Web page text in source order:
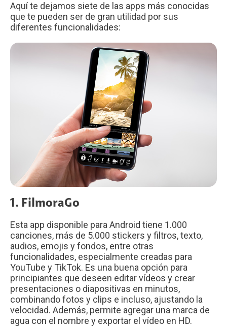
Aquí te dejamos siete de las apps más conocidas
que te pueden ser de gran utilidad por sus
diferentes funcionalidades:
1. FilmoraGo
Esta app disponible para Android tiene 1.000
canciones, más de 5.000 stickers y filtros, texto,
audios, emojis y fondos, entre otras
funcionalidades, especialmente creadas para
YouTube y TikTok. Es una buena opción para
principiantes que deseen editar vídeos y crear
presentaciones o diapositivas en minutos,
combinando fotos y clips e incluso, ajustando la
velocidad. Además, permite agregar una marca de
agua con el nombre y exportar el vídeo en HD.